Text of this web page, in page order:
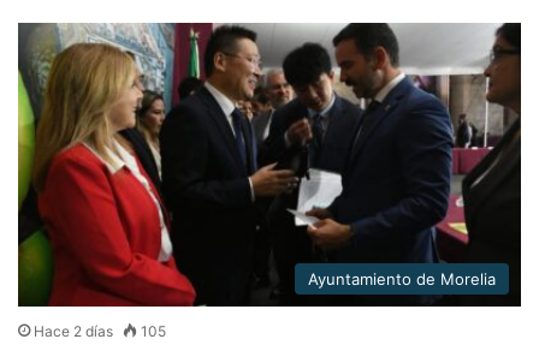
Ayuntamiento de Morelia
Hace 2 días 105